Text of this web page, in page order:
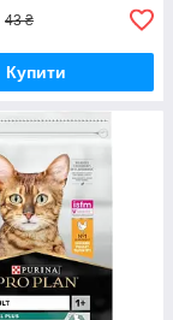
43 ₴
Купити